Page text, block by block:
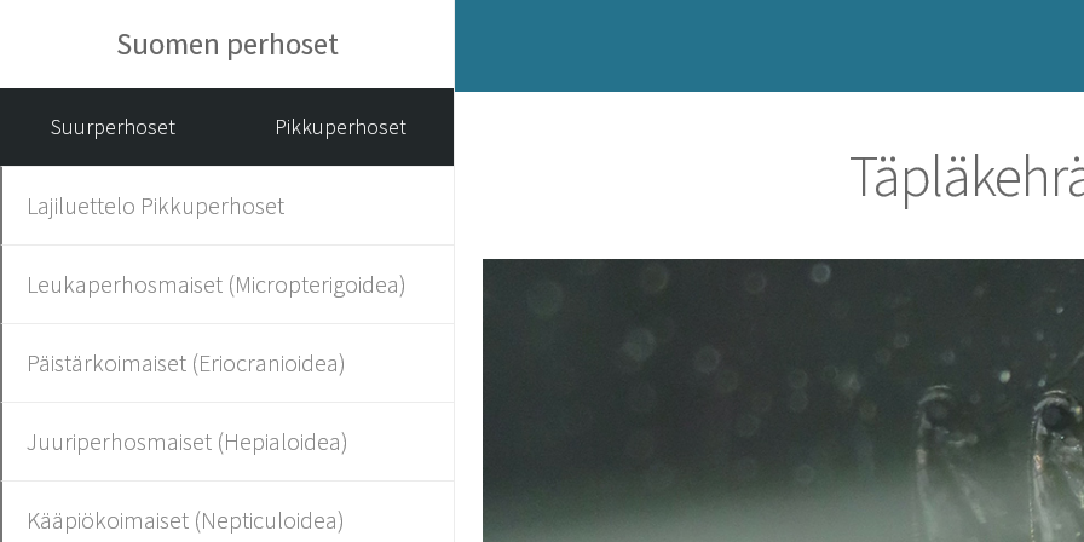
Suomen perhoset
Suurperhoset Pikkuperhoset
Lajiluettelo Pikkuperhoset
Leukaperhosmaiset (Micropterigoidea)
Päistärkoimaiset (Eriocranioidea)
Juuriperhosmaiset (Hepialoidea)
Kääpiökoimaiset (Nepticuloidea)